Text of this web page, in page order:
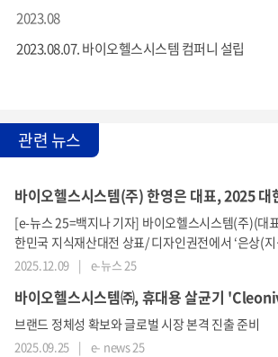
2023.08
2023.08.07. 바이오헬스시스템 컴퍼니 설립
관련 뉴스
[e-뉴스 25=백지나 기자] 바이오헬스시스템(주)(대
한민국 지식재산대전 상표/ 디자인권전에서 ‘은상(
상했다고 밝혔다. 이번 수상은 독창적 디자인 역량과
상작으로 선정된 바이오헬스시스템의 휴대용 다용도
이(Cleonivae)’는 폐쇄공간에서만
2025.12.09 | e-뉴스 25
브랜드 정체성 확보와 글로벌 시장 본격 진출 준비
2025.09.25 | e- news 25